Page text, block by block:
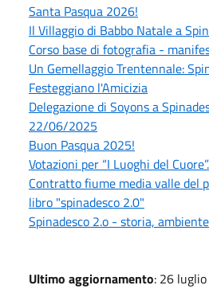
Santa Pasqua 2026!
Il Villaggio di Babbo Natale a
Corso base di fotografia -
Un Gemellaggio Trentennale:
Festeggiano l'Amicizia
Delegazione di Soyons a
22/06/2025
Buon Pasqua 2025!
Votazioni per “I Luoghi del Cuore”.
Contratto fiume media valle del
libro "spinadesco 2.0"
Spinadesco 2.o - storia,
Ultimo aggiornamento: 26